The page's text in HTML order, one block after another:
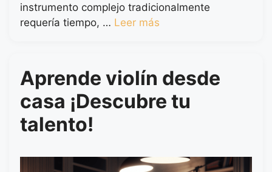
instrumento complejo tradicionalmente
requería tiempo, … Leer más
Aprende violín desde
casa ¡Descubre tu
talento!